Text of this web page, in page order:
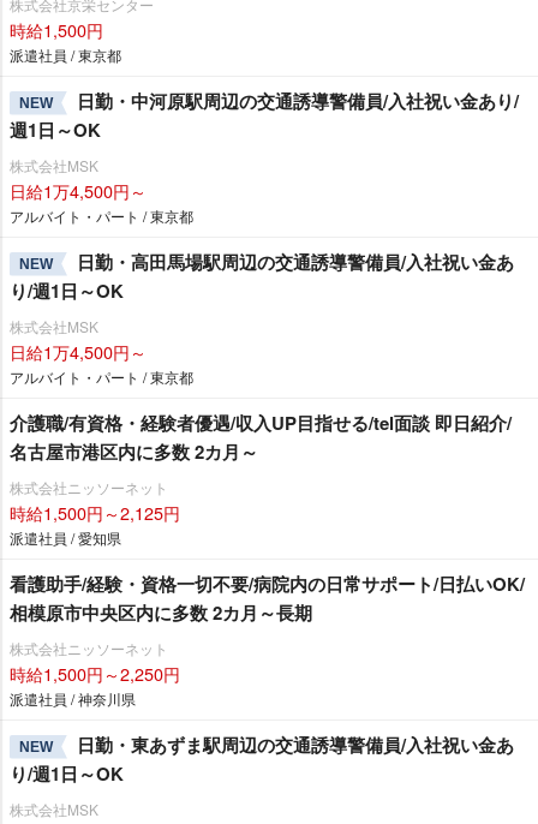
時給1,500円
派遣社員 / 東京都
NEW
日勤・中河原駅周辺の交通誘導警備員/入社祝い金あり/
週1日～OK
株式会社MSK
日給1万4,500円～
アルバイト・パート / 東京都
NEW
日勤・高田馬場駅周辺の交通誘導警備員/入社祝い金あ
り/週1日～OK
株式会社MSK
日給1万4,500円～
アルバイト・パート / 東京都
介護職/有資格・経験者優遇/収入UP目指せる/tel面談 即日紹介/
名古屋市港区内に多数 2カ月～
株式会社ニッソーネット
時給1,500円～2,125円
派遣社員 / 愛知県
看護助手/経験・資格一切不要/病院内の日常サポート/日払いOK/
相模原市中央区内に多数 2カ月～長期
株式会社ニッソーネット
時給1,500円～2,250円
派遣社員 / 神奈川県
NEW
日勤・東あずま駅周辺の交通誘導警備員/入社祝い金あ
り/週1日～OK
株式会社MSK